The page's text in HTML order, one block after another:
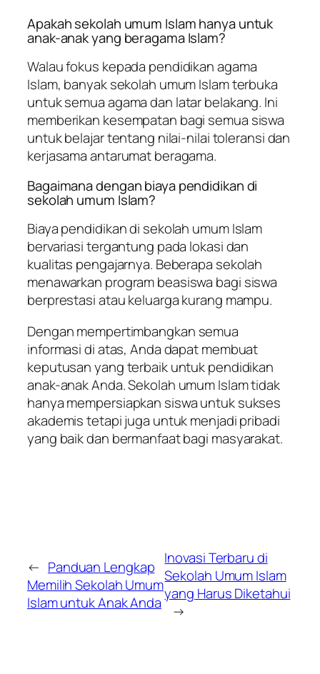
Apakah sekolah umum Islam hanya untuk
anak-anak yang beragama Islam?
Walau fokus kepada pendidikan agama
Islam, banyak sekolah umum Islam terbuka
untuk semua agama dan latar belakang. Ini
memberikan kesempatan bagi semua siswa
untuk belajar tentang nilai-nilai toleransi dan
kerjasama antarumat beragama.
Bagaimana dengan biaya pendidikan di
sekolah umum Islam?
Biaya pendidikan di sekolah umum Islam
bervariasi tergantung pada lokasi dan
kualitas pengajarnya. Beberapa sekolah
menawarkan program beasiswa bagi siswa
berprestasi atau keluarga kurang mampu.
Dengan mempertimbangkan semua
informasi di atas, Anda dapat membuat
keputusan yang terbaik untuk pendidikan
anak-anak Anda. Sekolah umum Islam tidak
hanya mempersiapkan siswa untuk sukses
akademis tetapi juga untuk menjadi pribadi
yang baik dan bermanfaat bagi masyarakat.
← Panduan Lengkap
Memilih Sekolah Umum
Islam untuk Anak Anda
Inovasi Terbaru di
Sekolah Umum Islam
yang Harus Diketahui
→